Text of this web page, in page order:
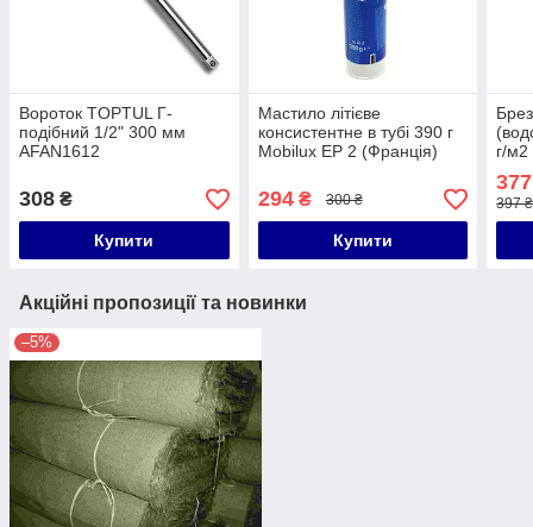
Вороток TOPTUL Г-
подібний 1/2" 300 мм
AFAN1612
308 ₴
Купити
Мастило літієве
консистентне в тубі 390 г
Mobilux EP 2 (Франція)
294₴ 300 ₴
Купити
г/
397
Акційні пропозиції та новинки
–5%